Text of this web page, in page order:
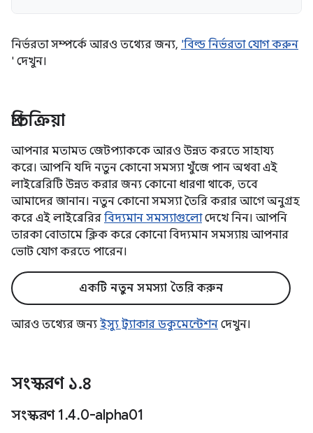
নির্ভরতা সম্পর্কে আরও তথ্যের জন্য, 'বিল্ড নির্ভরতা যোগ করুন
' দেখুন।
প্রতিক্রিয়া
আপনার মতামত জেটপ্যাককে আরও উন্নত করতে সাহায্য
করে। আপনি যদি নতুন কোনো সমস্যা খুঁজে পান অথবা এই
লাইব্রেরিটি উন্নত করার জন্য কোনো ধারণা থাকে, তবে
আমাদের জানান। নতুন কোনো সমস্যা তৈরি করার আগে অনুগ্রহ
করে এই লাইব্রেরির বিদ্যমান সমস্যাগুলোদেখে নিন। আপনি
তারকা বোতামে ক্লিক করে কোনো বিদ্যমান সমস্যায় আপনার
ভোট যোগ করতে পারেন।
একটি নতুন সমস্যা তৈরি করুন
আরও তথ্যের জন্য ইস্যু ট্র্যাকার ডকুমেন্টেশন দেখুন।
সংস্করণ ১.৪
সংস্করণ 1.4.0-alpha01